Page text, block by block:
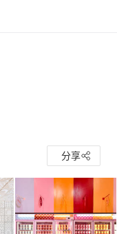
分享